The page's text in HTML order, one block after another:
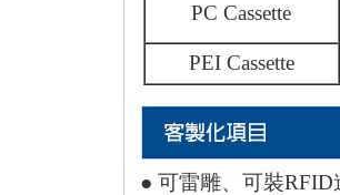
PC Cassette
PEI Cassette
● 可雷雕、可裝